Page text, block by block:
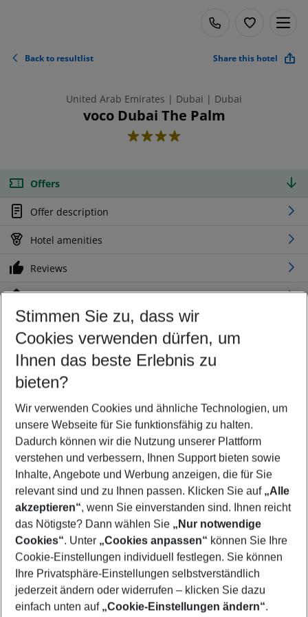
Back to resultlist Share this hotel
United Arab Emirates | Dubai | Dubai
voco Dubai The Palm
4
Offers
Offer description
Hotel amenities
Reviews
Location
Customize your offer
Find the perfect deal which suits your best
Your departure airport
Any airport
Select your date range
10/08/26–08/08/27 5-8 nights
Who will travel
2 adults No children
Show more filter
Footer
Footer navigation
Stimmen Sie zu, dass wir
Cookies verwenden dürfen, um
Ihnen das beste Erlebnis zu
bieten?
Wir verwenden Cookies und ähnliche Technologien, um
unsere Webseite für Sie funktionsfähig zu halten.
Dadurch können wir die Nutzung unserer Plattform
verstehen und verbessern, Ihnen Support bieten sowie
Inhalte, Angebote und Werbung anzeigen, die für Sie
relevant sind und zu Ihnen passen. Klicken Sie auf „Alle
akzeptieren“, wenn Sie einverstanden sind. Ihnen reicht
das Nötigste? Dann wählen Sie „Nur notwendige
Cookies“. Unter „Cookies anpassen“ können Sie Ihre
Cookie-Einstellungen individuell festlegen. Sie können
Ihre Privatsphäre-Einstellungen selbstverständlich
jederzeit ändern oder widerrufen – klicken Sie dazu
einfach unten auf „Cookie-Einstellungen ändern“.